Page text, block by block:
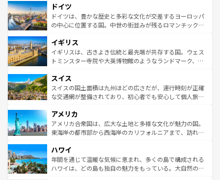
せる。地方によって風土や気候が異なるスペインはその個
性で訪れる人を魅了する。 なお、新着のスペイン情報は コ
ンテンツ一覧を参照してほしい。
で、幅広い魅力が詰まっている。華麗な宮殿、歴史的な大
聖堂、美しいビーチ、そして豊かな自然が、訪れる者を心
から魅了する。また、フランスは美食の国としても知ら
いる。シャンパンの発祥地であるランス、プロヴァンスの
香り高いラベンダー畑など、多彩な楽しみ方が可能だ。さ
らに、パリ以外の地域にも魅力が溢れており、どの街角に
れる地方に足を運ぶとそれぞれで全く異なる文化を体験で
きるだろう。 なお、新着のフランス情報はコンテンツ一覧
を参照してほしい。
ドイツ
ドイツは、豊かな歴史と多彩な文化が交差するヨーロッパ
の中心に位置する国。中世の街並みが残るロマンチック街
顔を持つこの国は、どこを歩いても飽きることがない。ベ
ルリンの文化的活気、バイエルン州のアルプスの絶景、そ
してライン川沿いのワイン畑といった風景は必見。ビール
は、お酒好きな人にはぜひ体験してほしい。 なお、新着の
ドイツ情報はコンテンツ一覧を参照してほしい。
イギリス
イギリスは、古きよき伝統と最先端が共存する国。ウェス
トミンスター寺院や大英博物館のようなランドマーク、歴
リアごとに異なる魅力がある。また、優雅なアフタヌーン
ティー、ビール好きにはたまらない英国パブ、サッカー観
戦など、本場だからこそできる体験も豊富。イギリスを旅
ンツ一覧を参照してほしい。
スイス
スイスの国土面積は九州ほどの広さだが、運行時刻が正確
な交通網が整備されており、初心者でも安心して個人旅行
の建物がそのまま残る町や、スイスならではのユニークな
博物館もあり、アルプス観光だけでなく町歩きも満喫する
ことができる。国民の所得が高いため物価も高いが、旅行
ば市内交通費無料で観光を楽しむこともできる。 なお、新
着のスイス情報はコンテンツ一覧 を参照してほしい。
アメリカ
アメリカ合衆国は、広大な土地と多様な文化が魅力の国。
東海岸の都市部から西海岸のカリフォルニアまで、訪れる
のような巨大都市は、観光、ショッピング、エンターテイ
ンメントが詰まった刺激的なスポットだ。一方、アメリカ
西部には大自然が広がり、グランドキャニオンやイエロー
ハワイ
年間を通じて温暖な気候に恵まれ、多くの島で構成される
ハワイは、どの島も独自の魅力をもっている。大自然の神